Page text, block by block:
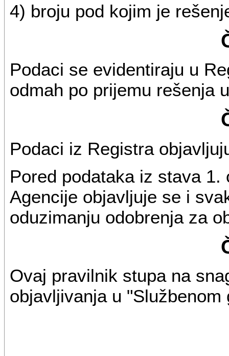
4) broju pod kojim je
Podaci se evidentiraju u
odmah po prijemu rešenja
Podaci iz Registra
Pored podataka iz stava
Agencije objavljuje se i
oduzimanju odobrenja za
Ovaj pravilnik stupa na
objavljivanja u